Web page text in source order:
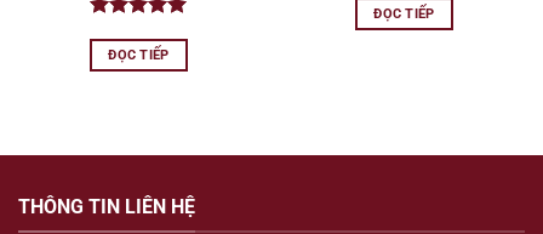
hạng5.00
5 sao
ĐỌC TIẾP
ĐỌC TIẾP
THÔNG TIN LIÊN HỆ